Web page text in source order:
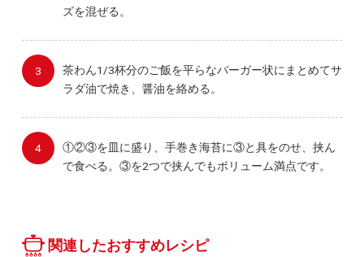
ズを混ぜる。
茶わん1/3杯分のご飯を平らなバーガー状にまとめてサ
ラダ油で焼き、醤油を絡める。
①②③を皿に盛り、手巻き海苔に③と具をのせ、挟ん
で食べる。③を2つで挟んでもボリューム満点です。
関連したおすすめレシピ